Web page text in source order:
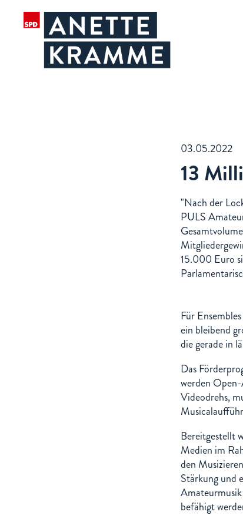
03.05.2022
13
"Nach der
PULS
15.000 Euro
Für
ein bleibend
die gerade in
Das
werden
Videodrehs,
Bereitgestellt
Medien im
den
Stärkung und
befähigt